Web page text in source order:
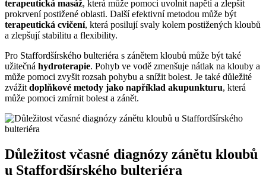
terapeutická masáž, která může pomoci uvolnit napětí a zlepšit
prokrvení postižené oblasti. Další efektivní metodou může být
terapeutická cvičení, která posilují svaly kolem postižených kloubů
a zlepšují stabilitu a flexibility.
Pro Staffordšírského bulteriéra s zánětem kloubů může být také
užitečná hydroterapie. Pohyb ve vodě zmenšuje nátlak na klouby a
může pomoci zvyšit rozsah pohybu a snížit bolest. Je také důležité
zvážit doplňkové metody jako například akupunkturu, která
může pomoci zmírnit bolest a zánět.
Důležitost včasné diagnózy zánětu kloubů
u Staffordšírského bulteriéra